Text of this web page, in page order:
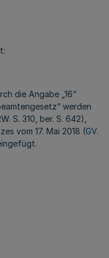
die Angabe „16“
werden
S. 310, ber. S. 642),
vom 17. Mai 2018 (GV.